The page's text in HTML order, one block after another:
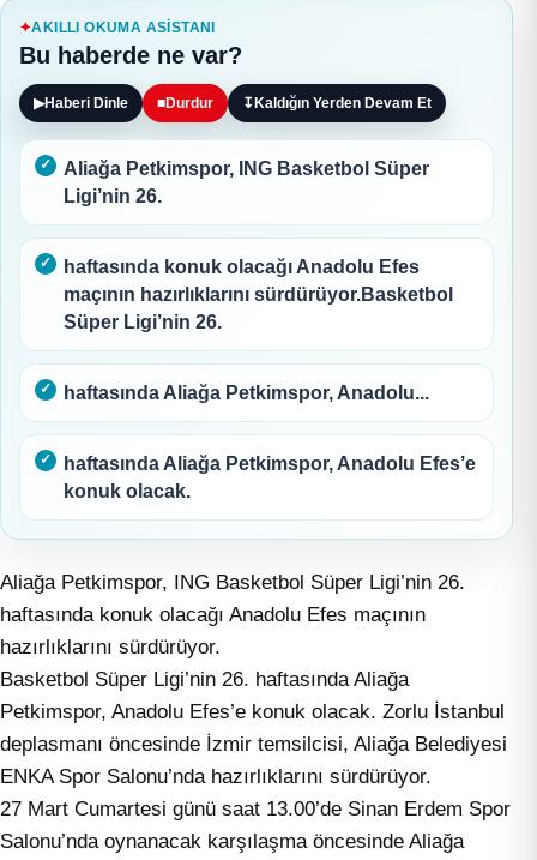
AKILLI OKUMA ASISTANI
Bu haberde ne var?
▶Haberi Dinle ■Durdur ↧Kaldığın Yerden Devam Et
Aliağa Petkimspor, ING Basketbol Süper
Ligi’nin 26.
haftasında konuk olacağı Anadolu Efes
maçının hazırlıklarını sürdürüyor.Basketbol
Süper Ligi’nin 26.
haftasında Aliağa Petkimspor, Anadolu...
haftasında Aliağa Petkimspor, Anadolu Efes’e
konuk olacak.
Aliağa Petkimspor, ING Basketbol Süper Ligi’nin 26.
haftasında konuk olacağı Anadolu Efes maçının
hazırlıklarını sürdürüyor.
Basketbol Süper Ligi’nin 26. haftasında Aliağa
Petkimspor, Anadolu Efes’e konuk olacak. Zorlu İstanbul
deplasmanı öncesinde İzmir temsilcisi, Aliağa Belediyesi
ENKA Spor Salonu’nda hazırlıklarını sürdürüyor.
27 Mart Cumartesi günü saat 13.00’de Sinan Erdem Spor
Salonu’nda oynanacak karşılaşma öncesinde Aliağa